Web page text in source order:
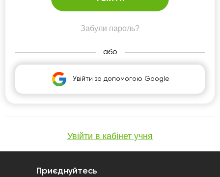
Забули пароль?
або
Увійти за допомогою Google
Увійти в кабінет учня
Приєднуйтесь